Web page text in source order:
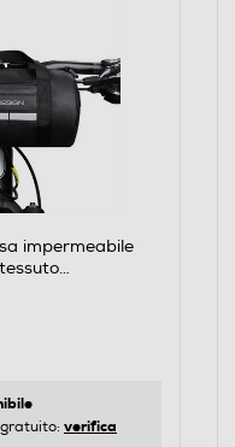
impermeabile
verifica